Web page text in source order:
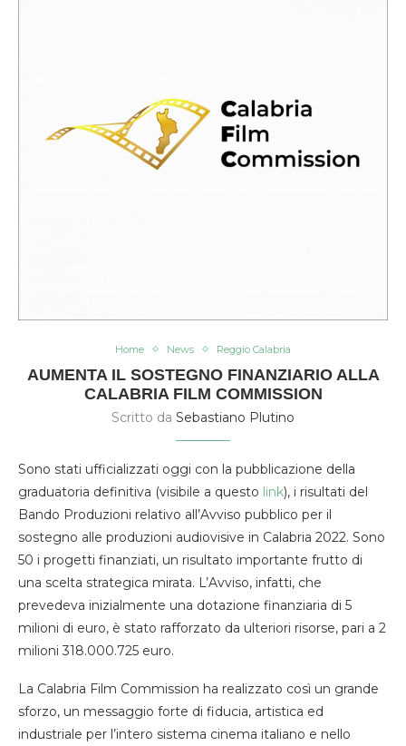
Home News Reggio Calabria
AUMENTA IL SOSTEGNO FINANZIARIO ALLA
CALABRIA FILM COMMISSION
Scritto da Sebastiano Plutino
Sono stati ufficializzati oggi con la pubblicazione della
graduatoria definitiva (visibile a questo link), i risultati del
Bando Produzioni relativo all’Avviso pubblico per il
sostegno alle produzioni audiovisive in Calabria 2022. Sono
50 i progetti finanziati, un risultato importante frutto di
una scelta strategica mirata. L’Avviso, infatti, che
prevedeva inizialmente una dotazione finanziaria di 5
milioni di euro, è stato rafforzato da ulteriori risorse, pari a 2
milioni 318.000.725 euro.
La Calabria Film Commission ha realizzato così un grande
sforzo, un messaggio forte di fiducia, artistica ed
industriale per l’intero sistema cinema italiano e nello